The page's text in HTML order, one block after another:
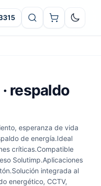
Oscuro
respaldo
esperanza de vida
de energía.Ideal
críticas.Compatible
Solutimp.Aplicaciones
integrada al
energético, CCTV,